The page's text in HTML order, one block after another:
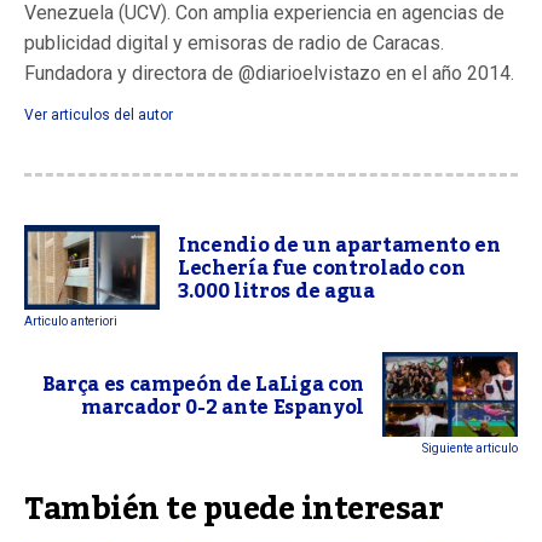
Venezuela (UCV). Con amplia experiencia en agencias de
publicidad digital y emisoras de radio de Caracas.
Fundadora y directora de @diarioelvistazo en el año 2014.
Ver articulos del autor
Incendio de un apartamento en
Lechería fue controlado con
3.000 litros de agua
Articulo anteriori
Barça es campeón de LaLiga con
marcador 0-2 ante Espanyol
Siguiente articulo
También te puede interesar